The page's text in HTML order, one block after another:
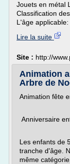
Jouets en métal
Classification
L'âge applicable:
Lire la suite
Site : http://
Animation
Arbre de
Animation fête
Anniversaire
Les enfants de
tranche d'âge.
même